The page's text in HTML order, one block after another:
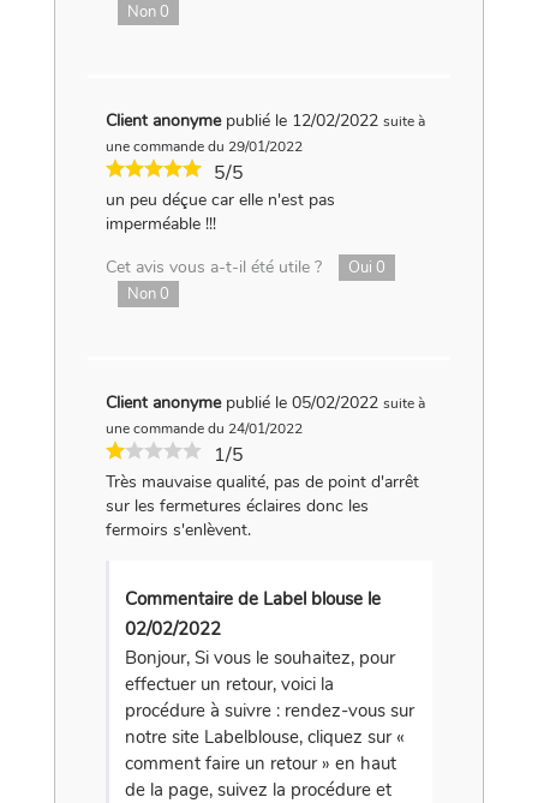
Non0
Client anonyme publié le 12/02/2022 suite à
une commande du 29/01/2022
5/5
un peu déçue car elle n'est pas
imperméable !!!
Cet avis vous a-t-il été utile ?
Oui 0
Non0
Client anonyme publié le 05/02/2022 suite à
une commande du 24/01/2022
1/5
Très mauvaise qualité, pas de point d'arrêt
sur les fermetures éclaires donc les
fermoirs s'enlèvent.
Commentaire de Label blouse le
02/02/2022
Bonjour, Si vous le souhaitez, pour
effectuer un retour, voici la
procédure à suivre : rendez-vous sur
notre site Labelblouse, cliquez sur «
comment faire un retour » en haut
de la page, suivez la procédure et